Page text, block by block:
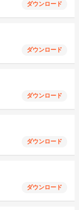
ダウンロード
ダウンロード
ダウンロード
ダウンロード
ダウンロード